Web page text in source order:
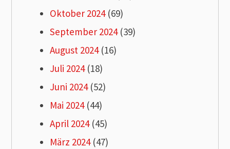
Oktober 2024(69)
September 2024(39)
August 2024(16)
Juli 2024(18)
Juni 2024(52)
Mai 2024(44)
April 2024(45)
März 2024(47)